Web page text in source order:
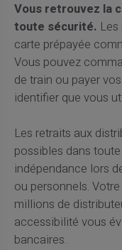
Vous retrouvez la
toute sécurité.
carte prépayée
Vous pouvez
de train ou payer
identifier que vous
Les retraits aux
possibles dans
indépendance lors
ou personnels.
millions de
accessibilité vous
bancaires.